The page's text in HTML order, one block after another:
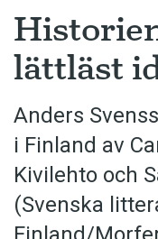
lättläst
Anders
i Finland av
Kivilehto och
(Svenska